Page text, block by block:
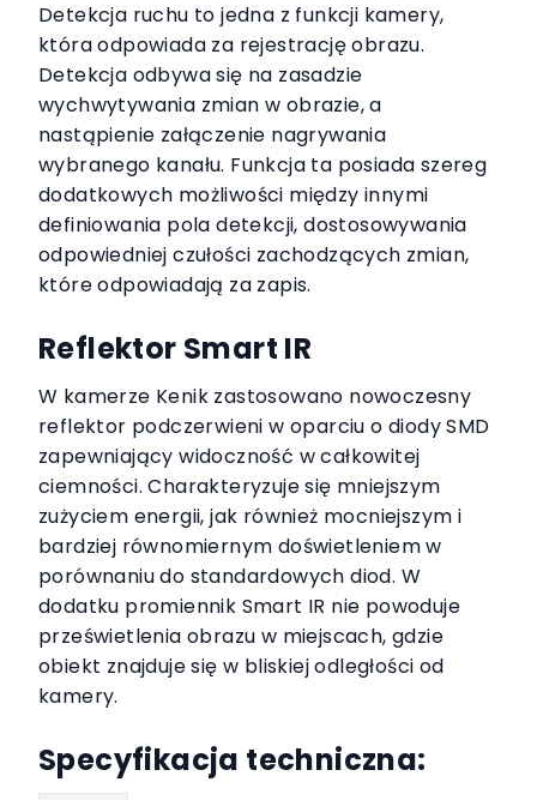
Detekcja ruchu to jedna z funkcji kamery,
która odpowiada za rejestrację obrazu.
Detekcja odbywa się na zasadzie
wychwytywania zmian w obrazie, a
nastąpienie załączenie nagrywania
wybranego kanału. Funkcja ta posiada szereg
dodatkowych możliwości między innymi
definiowania pola detekcji, dostosowywania
odpowiedniej czułości zachodzących zmian,
które odpowiadają za zapis.
Reflektor Smart IR
W kamerze Kenik zastosowano nowoczesny
reflektor podczerwieni w oparciu o diody SMD
zapewniający widoczność w całkowitej
ciemności. Charakteryzuje się mniejszym
zużyciem energii, jak również mocniejszym i
bardziej równomiernym doświetleniem w
porównaniu do standardowych diod. W
dodatku promiennik Smart IR nie powoduje
prześwietlenia obrazu w miejscach, gdzie
obiekt znajduje się w bliskiej odległości od
kamery.
Specyfikacja techniczna: